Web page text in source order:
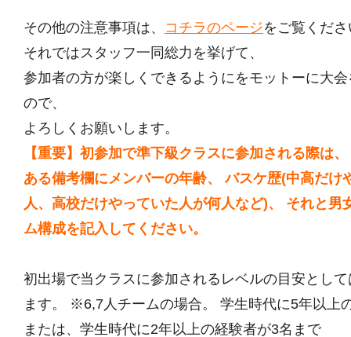
その他の注意事項は、 コチラのページをご覧くだ
それではスタッフ一同総力を挙げて、
参加者の方が楽しくできるようにをモットーに大
ので、
よろしくお願いします。
【重要】初参加で準下級クラスに参加される際は
ある備考欄にメンバーの年齢、 バスケ歴(中高だけ
人、高校だけやっていた人が何人など)、 それと男
ム構成を記入してください。
初出場で当クラスに参加されるレベルの目安とし
ます。 ※6,7人チームの場合。 学生時代に5年以上
または、学生時代に2年以上の経験者が3名まで